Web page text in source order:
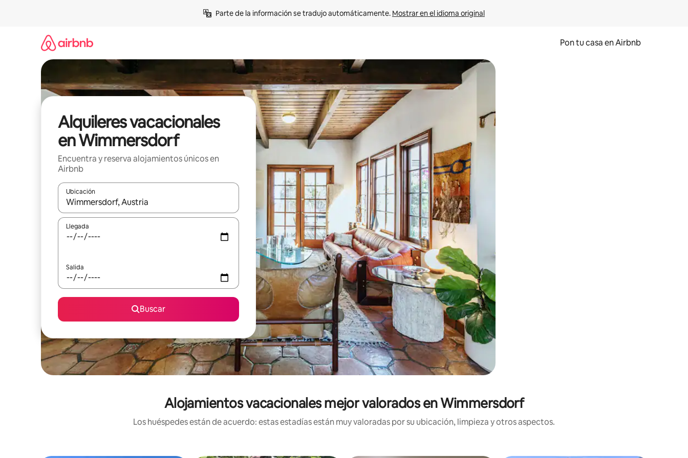
Parte de la información se tradujo automáticamente. Mostrar en el idioma original
Pon tu casa en Airbnb
Alquileres vacacionales
en Wimmersdorf
Encuentra y reserva alojamientos únicos en
Airbnb
Ubicación
Cuando los resultados estén disponibles, navega con las teclas de flecha hacia arriba y hacia abajo o explora con el tacto o desliza el dedo.
Llegada
Salida
Buscar
Alojamientos vacacionales mejor valorados en Wimmersdorf
Los huéspedes están de acuerdo: estas estadías están muy valoradas por su ubicación, limpieza y otros aspectos.